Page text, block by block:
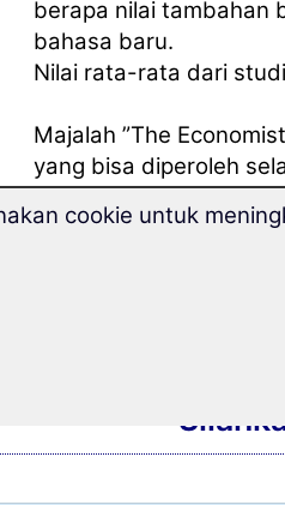
berapa nilai tambahan
bahasa baru.
Nilai rata-rata dari
Majalah ”The
yang bisa diperoleh
bahasa asing adalah
cookie untuk